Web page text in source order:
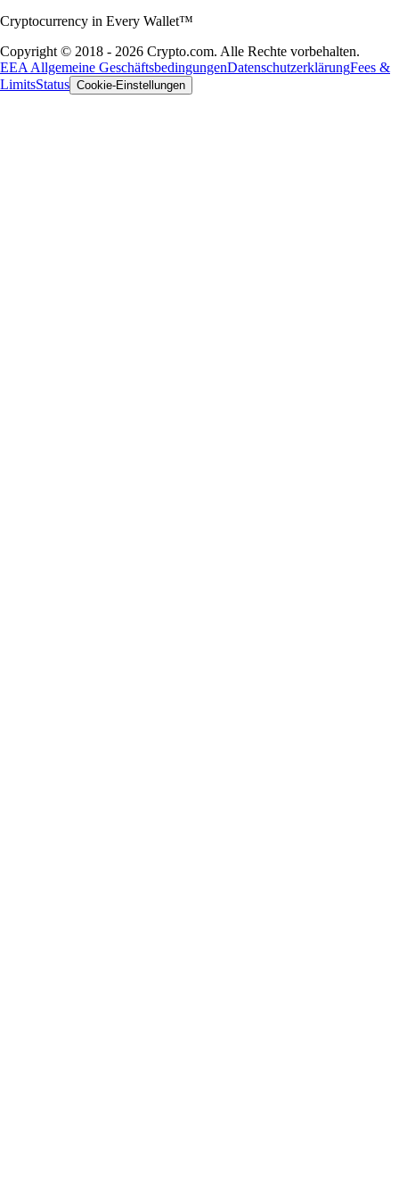
Cryptocurrency in Every Wallet™
Copyright © 2018 - 2026 Crypto.com. Alle Rechte vorbehalten.
EEA Allgemeine GeschäftsbedingungenDatenschutzerklärungFees &
LimitsStatus Cookie-Einstellungen